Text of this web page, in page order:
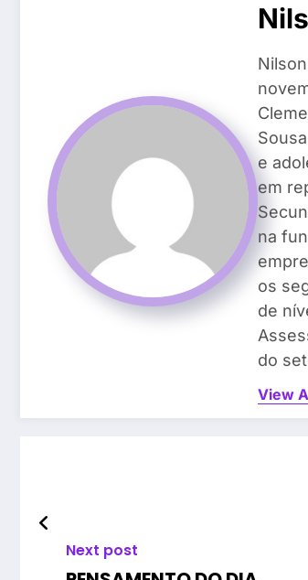
e
em
na
os
de
do
View
Next post